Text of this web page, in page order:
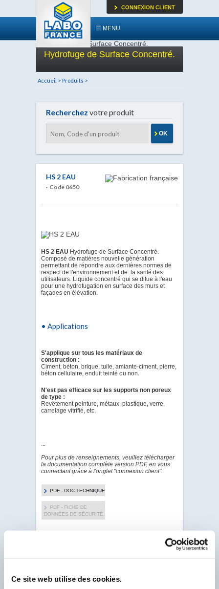
Ce site web utilise des cookies.
☰ MENU
CONNEXION CLIENT
Hydrofuge de Surface Concentré.
Accueil > Produits >
Recherchez votre produit
OK
HS 2 EAU
· Code 0650
PDF - DOC TECHNIQUE
PDF - FICHE DE
DONNÉES DE SÉCURITÉ
commençant par un F.
HS 2 EAU Hydrofuge de Surface Concentré.
Composé de matières nouvelle génération
permettant de répondre aux dernières normes de
respect de l'environnement et de la santé des
utilisateurs. Liquide concentré qui se dilue à l'eau
pour une hydrofugation en surface des murs et
façades en élévation.
• Applications
S'applique sur tous les matériaux de
construction :
Ciment, béton, brique, tuile, amiante-ciment, pierre,
béton cellulaire, enduit teinté ou non.
N'est pas efficace sur les supports non poreux
de type :
Revêtement peinture, métaux, plastique, verre,
carrelage vitrifié, etc.
...
Pour plus de renseignements, veuillez télécharger
la documentation complète version PDF, en vous
connectant grâce à l'onglet "connexion client".